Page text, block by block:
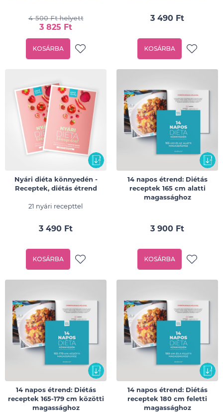
4 500 Ft helyett
3 825 Ft
KOSÁRBA
3 490 Ft
KOSÁRBA
Nyári diéta könnyedén -
Receptek, diétás étrend
21 nyári recepttel
3 490 Ft
KOSÁRBA
14 napos étrend: Diétás
receptek 165 cm alatti
magassághoz
3 900 Ft
KOSÁRBA
14 napos étrend: Diétás
receptek 165-179 cm közötti
magassághoz
14 napos étrend: Diétás
receptek 180 cm feletti
magassághoz